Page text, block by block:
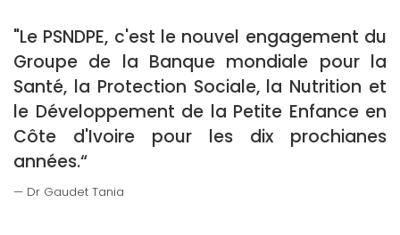
"Le PSNDPE, c'est le nouvel engagement du
Groupe de la Banque mondiale pour la
Santé, la Protection Sociale, la Nutrition et
le Développement de la Petite Enfance en
Côte d'Ivoire pour les dix prochianes
années.“
Dr Gaudet Tania